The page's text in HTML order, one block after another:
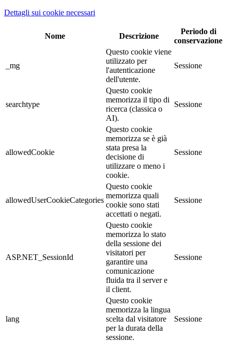
Dettagli sui cookie necessari
Nome Descrizione
Periodo di
conservazione
_mg
Questo cookie viene
utilizzato per
l'autenticazione
dell'utente.
Sessione
searchtype
Questo cookie
memorizza il tipo di
ricerca (classica o
AI).
Sessione
allowedCookie
Questo cookie
memorizza se è già
stata presa la
decisione di
utilizzare o meno i
cookie.
Sessione
allowedUserCookieCategories
Questo cookie
memorizza quali
cookie sono stati
accettati o negati.
Sessione
ASP.NET_SessionId
Questo cookie
memorizza lo stato
della sessione dei
visitatori per
garantire una
comunicazione
fluida tra il server e
il client.
Sessione
lang
Questo cookie
memorizza la lingua
scelta dal visitatore
per la durata della
sessione.
Sessione